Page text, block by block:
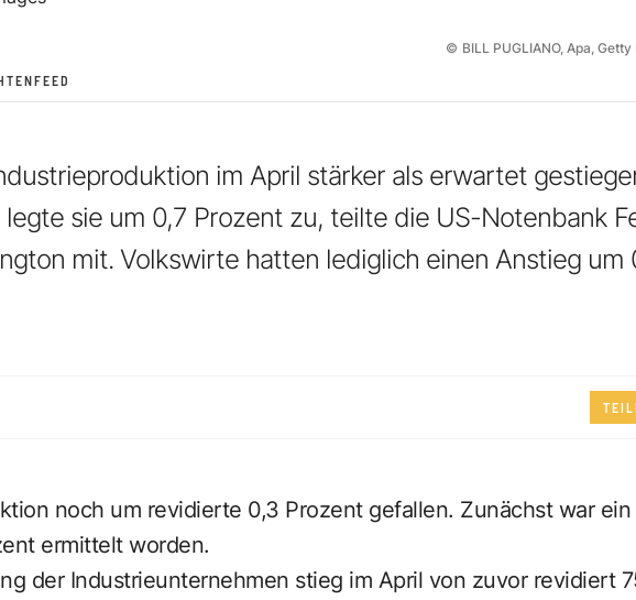
© BILL PUGLIANO, Apa,
im April stärker als erwartet
sie um 0,7 Prozent zu, teilte die US-Notenbank
mit. Volkswirte hatten lediglich einen Anstieg um
noch um revidierte 0,3 Prozent gefallen. Zunächst war ein
ermittelt worden.
der Industrieunternehmen stieg im April von zuvor revidiert